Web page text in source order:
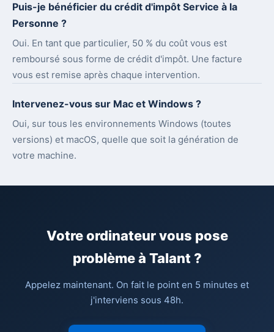
Puis-je bénéficier du crédit d'impôt Service à la
Personne ?
Oui. En tant que particulier, 50 % du coût vous est
remboursé sous forme de crédit d'impôt. Une facture
vous est remise après chaque intervention.
Intervenez-vous sur Mac et Windows ?
Oui, sur tous les environnements Windows (toutes
versions) et macOS, quelle que soit la génération de
votre machine.
Votre ordinateur vous pose
problème à Talant ?
Appelez maintenant. On fait le point en 5 minutes et
j'interviens sous 48h.